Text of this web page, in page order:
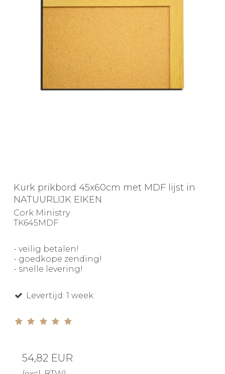
Kurk prikbord 45x60cm met MDF lijst in
NATUURLIJK EIKEN
Cork Ministry
TK645MDF
- veilig betalen!
- goedkope zending!
- snelle levering!
Levertijd: 1 week
54,82 EUR